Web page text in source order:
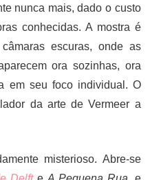
nunca mais, dado o custo
conhecidas. A mostra é
escuras, onde as
ora sozinhas, ora
em seu foco individual. O
da arte de Vermeer a
misterioso. Abre-se